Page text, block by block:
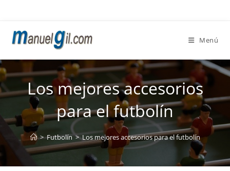
contenido
Menú
Los mejores accesorios
para el futbolín
> Futbolín > Los mejores accesorios para el futbolín